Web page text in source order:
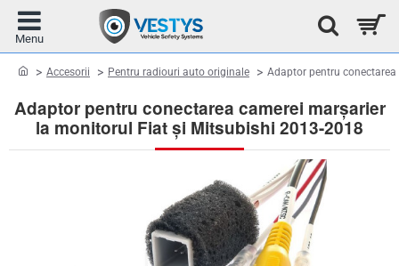
Adaptor pentru conectarea camerei marșarier
la monitorul Fiat și Mitsubishi 2013-2018
homeAccesorii Pentru radiouri auto originale Adaptor pentru